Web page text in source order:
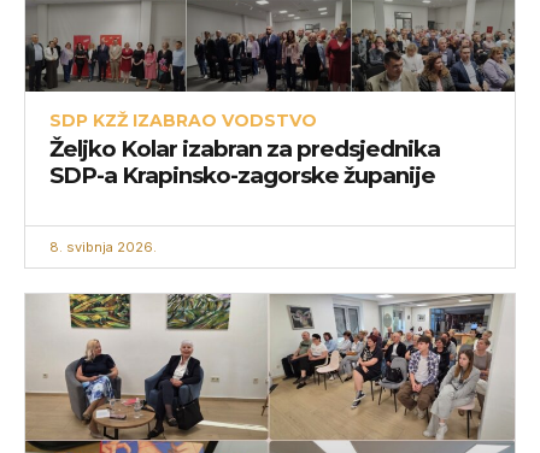
SDP KZŽ IZABRAO VODSTVO
Željko Kolar izabran za predsjednika
SDP-a Krapinsko-zagorske županije
8. svibnja 2026.